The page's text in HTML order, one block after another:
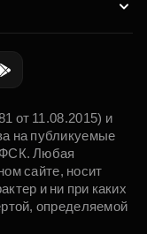
от 11.08.2015) и
на публикуемые
ФСК. Любая
сайте, носит
и ни при каких
определяемой